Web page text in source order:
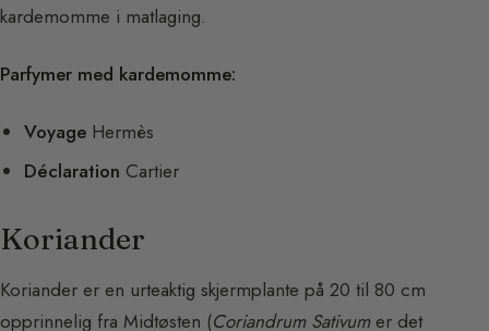
kardemomme i matlaging.
Parfymer med kardemomme:
Voyage Hermès
Déclaration Cartier
Koriander
Koriander er en urteaktig skjermplante på 20 til 80 cm
opprinnelig fra Midtøsten (Coriandrum Sativumer det